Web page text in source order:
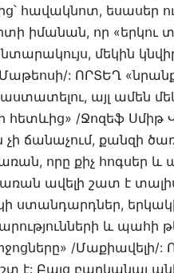
հավակնոտ, եսասեր
իմանան, որ «երկու
մեկին
: ՈՐՏԵՂ
այլ ամեն
/Ջոզեֆ Սմիթ
չի ճանաչում, քանզի
որը քիչ հոգսեր
ավելի շատ է
ստանդարդներ,
և պահի
/Մաքիավելի/:
է: Բայց բարկանալ